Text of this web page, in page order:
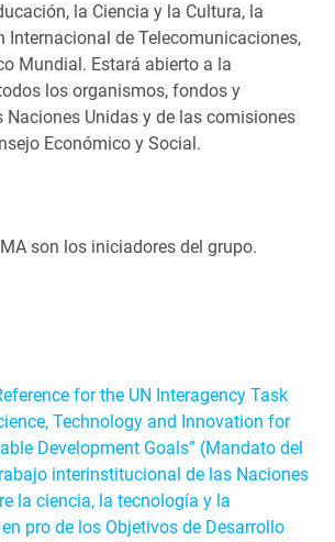
la Ciencia y la Cultura, la
Internacional de Telecomunicaciones,
Mundial. Estará abierto a la
los organismos, fondos y
Naciones Unidas y de las comisiones
Económico y Social.
son los iniciadores del grupo.
for the UN Interagency Task
Technology and Innovation for
Development Goals” (Mandato del
interinstitucional de las Naciones
la ciencia, la tecnología y la
pro de los Objetivos de Desarrollo